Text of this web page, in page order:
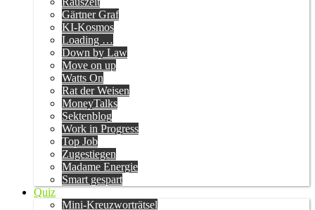
Gärtner Graf
KI-Kosmos
Loading …
Down by Law
Move on up
Watts On
Rat der Weisen
MoneyTalks
Sektenblog
Work in Progress
Top Job
Zugestiegen
Madame Energie
Smart gespart
Quiz
Mini-Kreuzworträtsel